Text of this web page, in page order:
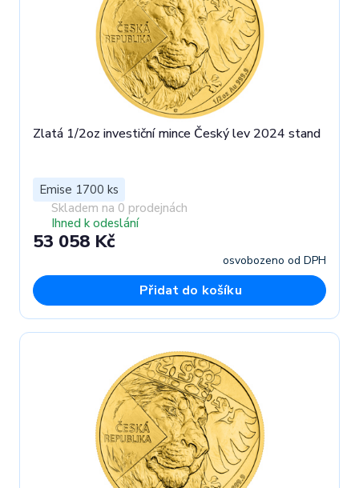
Zlatá 1/2oz investiční mince Český lev 2024 stand
Emise 1700 ks
Skladem na 0 prodejnách
Ihned k odeslání
53 058 Kč
osvobozeno od DPH
Přidat do košíku